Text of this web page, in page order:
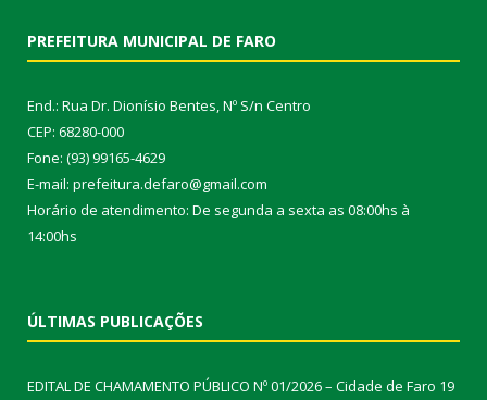
PREFEITURA MUNICIPAL DE FARO
End.: Rua Dr. Dionísio Bentes, Nº S/n Centro
CEP: 68280-000
Fone: (93) 99165-4629
E-mail: prefeitura.defaro@gmail.com
Horário de atendimento: De segunda a sexta as 08:00hs à
14:00hs
ÚLTIMAS PUBLICAÇÕES
EDITAL DE CHAMAMENTO PÚBLICO Nº 01/2026 – Cidade de Faro 19